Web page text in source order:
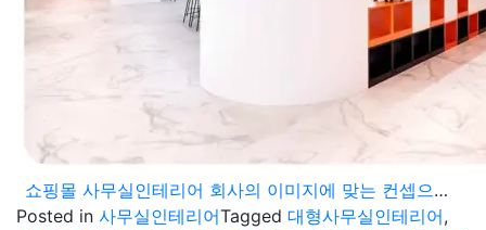
쇼핑몰 사무실인테리어 회사의 이미지에 맞는 컨셉으로 완성
Posted in 사무실인테리어Tagged 대형사무실인테리어,